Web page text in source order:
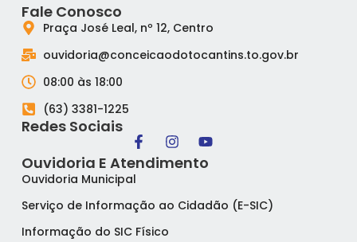
Fale Conosco
Praça José Leal, nº 12, Centro
ouvidoria@conceicaodotocantins.to.gov.br
08:00 às 18:00
(63) 3381-1225
Redes Sociais
Ouvidoria E Atendimento
Ouvidoria Municipal
Serviço de Informação ao Cidadão (E-SIC)
Informação do SIC Físico